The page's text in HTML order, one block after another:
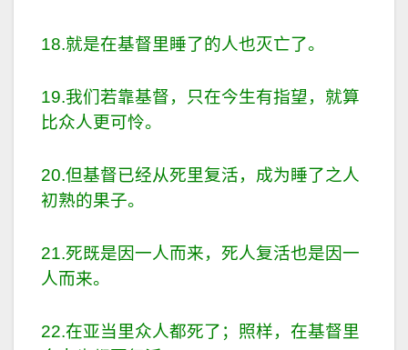
18.就是在基督里睡了的人也灭亡了。
19.我们若靠基督，只在今生有指望，就算
比众人更可怜。
20.但基督已经从死里复活，成为睡了之人
初熟的果子。
21.死既是因一人而来，死人复活也是因一
人而来。
22.在亚当里众人都死了；照样，在基督里